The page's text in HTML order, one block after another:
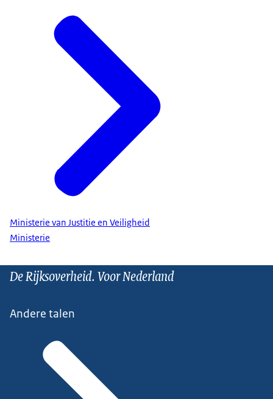
Ministerie van Justitie en Veiligheid
Ministerie
De Rijksoverheid. Voor Nederland
Andere talen